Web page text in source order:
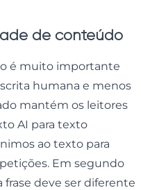
de conteúdo
é muito importante
humana e menos
mantém os leitores
AI para texto
ao texto para
Em segundo
deve ser diferente